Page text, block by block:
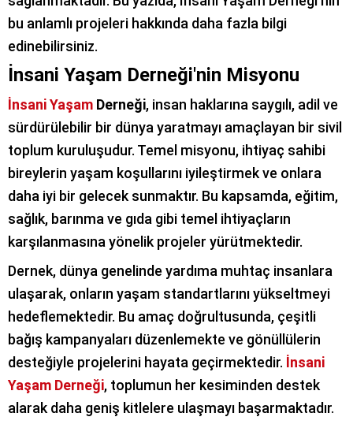
bu anlamlı projeleri hakkında daha fazla bilgi
edinebilirsiniz.
İnsani Yaşam Derneği'nin Misyonu
İnsani Yaşam Derneği, insan haklarına saygılı, adil ve
sürdürülebilir bir dünya yaratmayı amaçlayan bir sivil
toplum kuruluşudur. Temel misyonu, ihtiyaç sahibi
bireylerin yaşam koşullarını iyileştirmek ve onlara
daha iyi bir gelecek sunmaktır. Bu kapsamda, eğitim,
sağlık, barınma ve gıda gibi temel ihtiyaçların
karşılanmasına yönelik projeler yürütmektedir.
Dernek, dünya genelinde yardıma muhtaç insanlara
ulaşarak, onların yaşam standartlarını yükseltmeyi
hedeflemektedir. Bu amaç doğrultusunda, çeşitli
bağış kampanyaları düzenlemekte ve gönüllülerin
desteğiyle projelerini hayata geçirmektedir. İnsani
Yaşam Derneği, toplumun her kesiminden destek
alarak daha geniş kitlelere ulaşmayı başarmaktadır.